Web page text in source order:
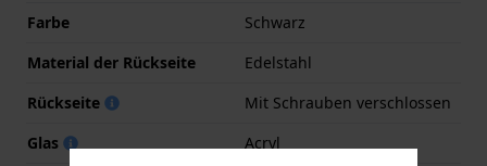
Farbe
Schwarz
Material der Rückseite
Edelstahl
Rückseite
Mit Schrauben verschlossen
Glas
Acryl